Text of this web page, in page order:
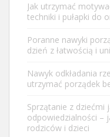
Jak utrzymać
techniki i pułapki do
Poranne nawyki
dzień z łatwością i
Nawyk odkładania
utrzymać porządek
Sprzątanie z dziećmi
odpowiedzialności –
rodziców i dzieci